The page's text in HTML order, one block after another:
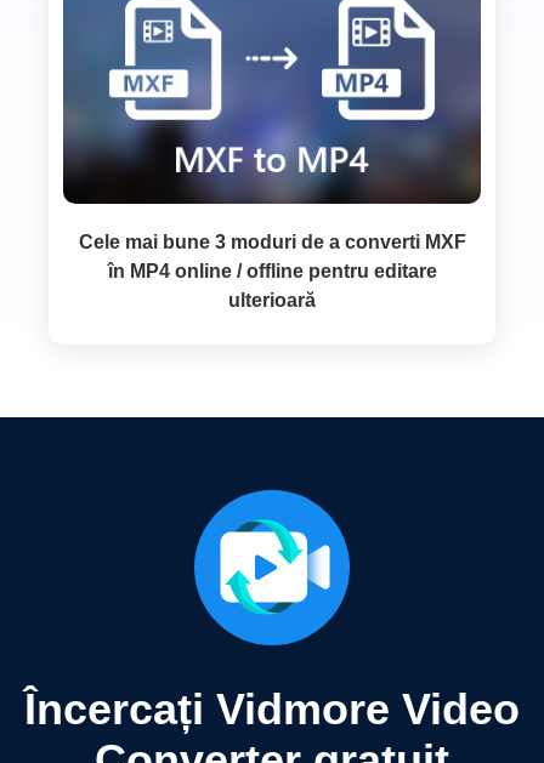
Cele mai bune 3 moduri de a converti MXF
în MP4 online / offline pentru editare
ulterioară
Încercați Vidmore Video